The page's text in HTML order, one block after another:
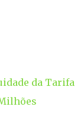
da Tarifa